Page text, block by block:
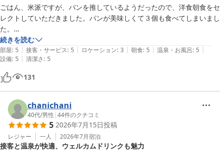
味も薄味なのが良かったですね。ガッツリ濃い味が好きな人には物足り
ごはん、米派ですが、パンを推しているようだったので、洋食朝食をセ
レクトしていただきました。パンが美味しくて３個も食べてしまいまし
た。
温泉は身体に馴染んでリラックス。
睡眠は、スマートウォッチのデータが爆上がり、改善データを叩き出し
ていました。
スーパーホテルはこちらで２店舗目(去年は他店利用)の利用でしたが、
快適さはどこも統一されているんだなと感じました。また、他の県のス
ーパーホテルも利用してみたいと思いました。
続きを読む
部屋: 5 | 接客・サービス: 5 | ロケーション: 3 | 朝食: 5 | 温泉・お風呂: 5 |
設備: 5 | 清潔さ: 5
131
chanichani
40代/男性 |44件のクチコミ
5 2026年7月15日投稿
レジャー 一人 2026年7月宿泊
接客と温泉が快適、ウェルカムドリンクも魅力